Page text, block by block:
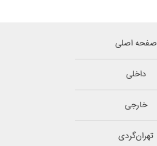
صفحه اصلی
داخلی
خارجی
تهران‌گردی